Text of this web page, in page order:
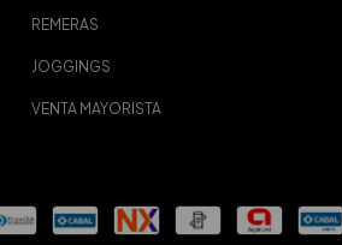
REMERAS
JOGGINGS
VENTA MAYORISTA